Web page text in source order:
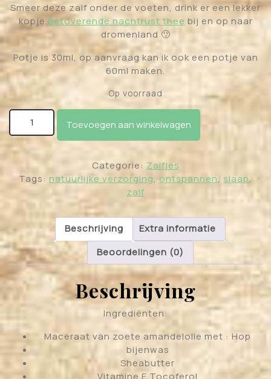
Smeer deze zalf onder de voeten, drink er een lekker
kopje Betoverende nachtrust thee bij en op naar
dromenland 🙂
Potje is 30ml, op aanvraag kan ik ook een potje van
60ml maken.
Op voorraad
Betoverende nachtrust zalf aantal
Toevoegen aan winkelwagen
Categorie: Zalfjes
Tags: natuurlijke verzorging, ontspannen, slaap,
zalf
Beschrijving
Extra informatie
Beoordelingen (0)
Beschrijving
Ingrediënten:
Maceraat van zoete amandelolie met : Hop
bijenwas
Sheabutter
Vitamine E Tocoferol